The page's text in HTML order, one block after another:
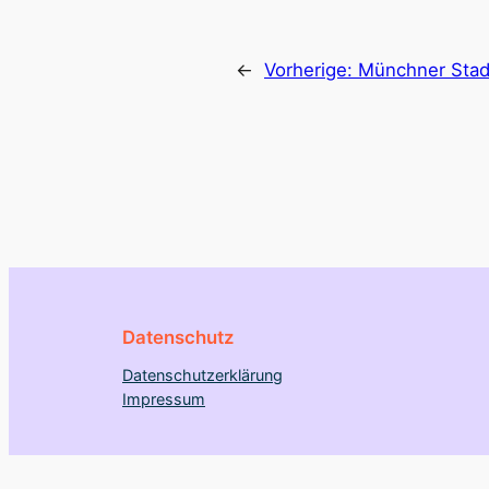
← Vorherige: Münchner
Datenschutz
Datenschutzerklärung
Impressum